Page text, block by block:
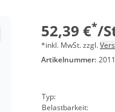
52,39 €*/
ab 20
*inkl. MwSt. zzgl.
Artikelnummer:
Typ:
Belastbarkeit: